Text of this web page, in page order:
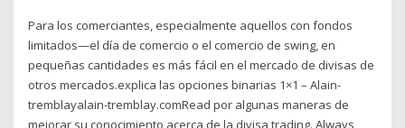
Para los comerciantes, especialmente aquellos con fondos
limitados—el día de comercio o el comercio de swing, en
pequeñas cantidades es más fácil en el mercado de divisas de
otros mercados.explica las opciones binarias 1×1 – Alain-
tremblayalain-tremblay.comRead por algunas maneras de
mejorar su conocimiento acerca de la divisa trading. Always